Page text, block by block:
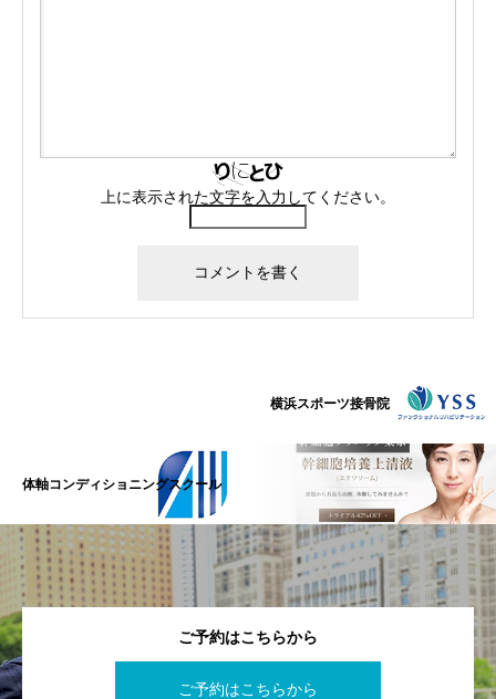
上に表示された文字を入力してください。
横浜スポーツ接骨院
体軸コンディショニングスクール
ご予約はこちらから
ご予約はこちらから